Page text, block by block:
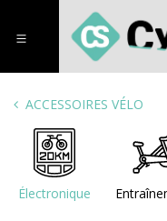
ACCESSOIRES VÉLO
Électronique